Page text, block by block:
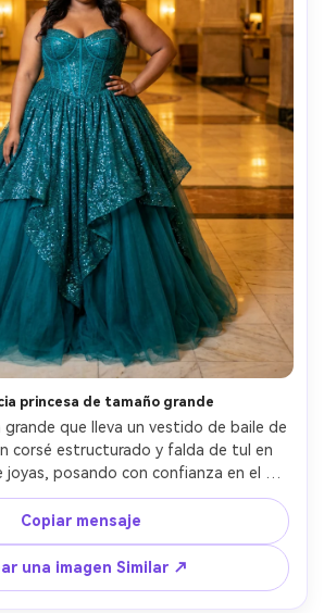
princesa de tamaño grande
grande que lleva un vestido de baile de
corsé estructurado y falda de tul en
joyas, posando con confianza en el
hotel con luces cálidas y suelos de
en Canon EOS R5 con 50 mm f/1.8,
halagador ángulo a la altura
de tela fotorealista, empoderando el
de ánimo editorial- -ar 4:5
Copiar mensaje
una imagen Similar ↗